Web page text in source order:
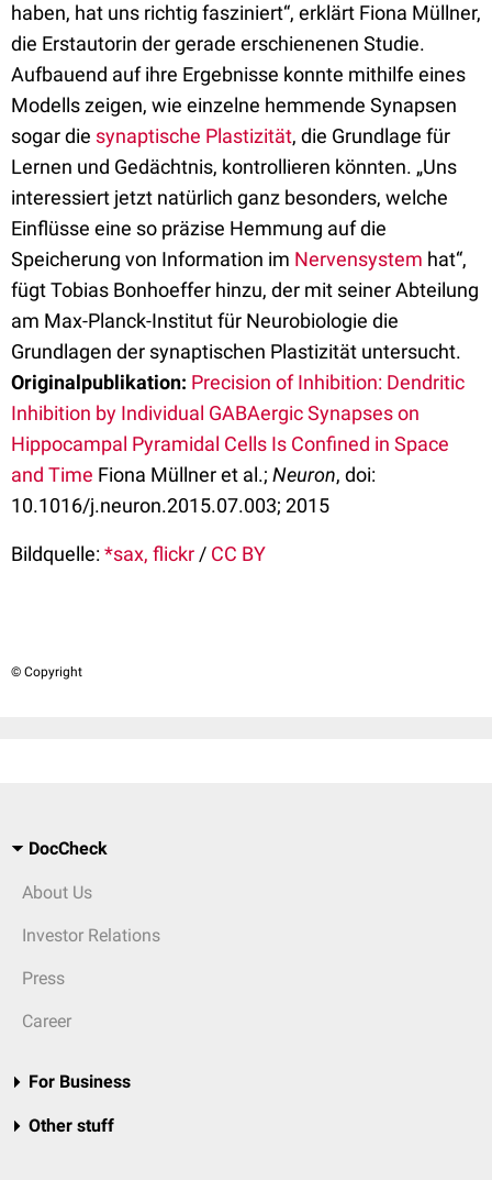
haben, hat uns richtig fasziniert“, erklärt Fiona Müllner,
die Erstautorin der gerade erschienenen Studie.
Aufbauend auf ihre Ergebnisse konnte mithilfe eines
Modells zeigen, wie einzelne hemmende Synapsen
sogar die synaptische Plastizität, die Grundlage für
Lernen und Gedächtnis, kontrollieren könnten. „Uns
interessiert jetzt natürlich ganz besonders, welche
Einflüsse eine so präzise Hemmung auf die
Speicherung von Information im Nervensystem hat“,
fügt Tobias Bonhoeffer hinzu, der mit seiner Abteilung
am Max-Planck-Institut für Neurobiologie die
Grundlagen der synaptischen Plastizität untersucht.
Originalpublikation: Precision of Inhibition: Dendritic
Inhibition by Individual GABAergic Synapses on
Hippocampal Pyramidal Cells Is Confined in Space
and Time Fiona Müllner et al.; Neuron, doi:
10.1016/j.neuron.2015.07.003; 2015
Bildquelle:*sax, flickr / CC BY
© Copyright
DocCheck
About Us
Investor Relations
Press
Career
For Business
Other stuff